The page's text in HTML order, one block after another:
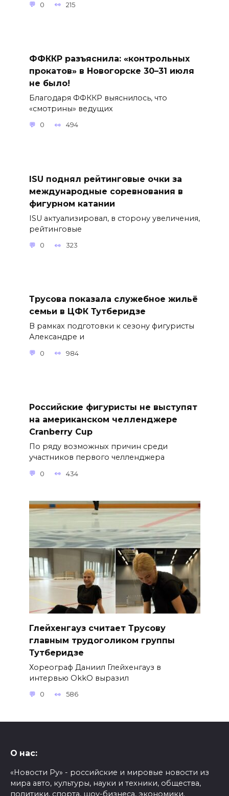
0 215
ФФККР разъяснила: «контрольных
прокатов» в Новогорске 30–31 июля
не было!
Благодаря ФФККР выяснилось, что
«смотрины» ведущих
0 494
ISU поднял рейтинговые очки за
международные соревнования в
фигурном катании
ISU актуализировал, в сторону увеличения,
рейтинговые
0 323
Трусова показала служебное жильё
семьи в ЦФК Тутберидзе
В рамках подготовки к сезону фигуристы
Александре и
0 984
Российские фигуристы не выступят
на американском челленджере
Cranberry Cup
По ряду возможных причин среди
участников первого челленджера
0 434
Глейхенгауз считает Трусову
главным трудоголиком группы
Тутберидзе
Хореограф Даниил Глейхенгауз в
интервью OkkO выразил
0 586
О нас:
«Новости Ру» - российские и мировые новости из
мира авто, культуры, науки и техники, общества,
политики, спорта, шоу-бизнеса, экономики.